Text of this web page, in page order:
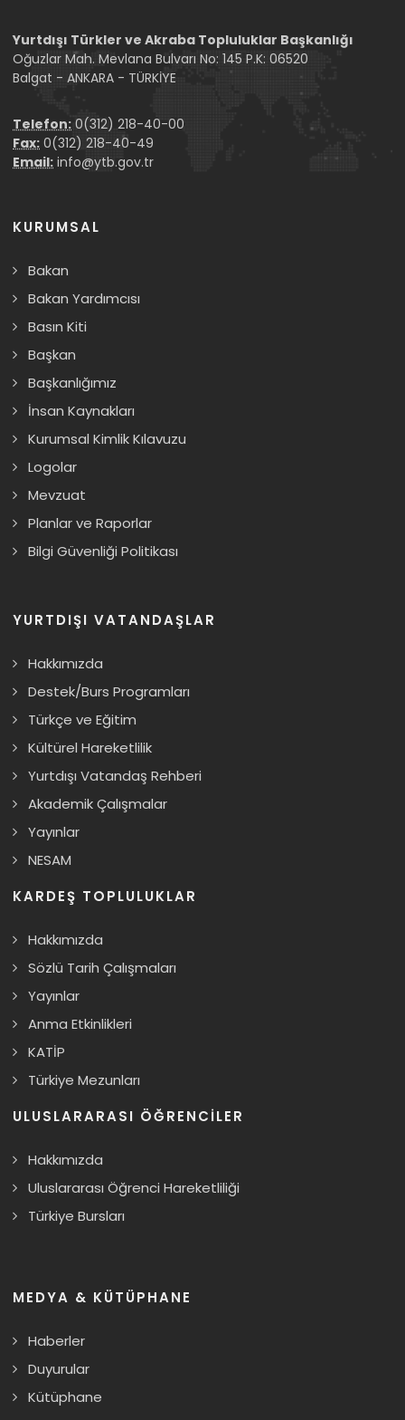
Yurtdışı Türkler ve Akraba Topluluklar Başkanlığı
Oğuzlar Mah. Mevlana Bulvarı No: 145 P.K: 06520
Balgat - ANKARA - TÜRKİYE
Telefon: 0(312) 218-40-00
Fax: 0(312) 218-40-49
Email: info@ytb.gov.tr
KURUMSAL
Bakan
Bakan Yardımcısı
Basın Kiti
Başkan
Başkanlığımız
İnsan Kaynakları
Kurumsal Kimlik Kılavuzu
Logolar
Mevzuat
Planlar ve Raporlar
Bilgi Güvenliği Politikası
YURTDIŞI VATANDAŞLAR
Hakkımızda
Destek/Burs Programları
Türkçe ve Eğitim
Kültürel Hareketlilik
Yurtdışı Vatandaş Rehberi
Akademik Çalışmalar
Yayınlar
NESAM
KARDEŞ TOPLULUKLAR
Hakkımızda
Sözlü Tarih Çalışmaları
Yayınlar
Anma Etkinlikleri
KATİP
Türkiye Mezunları
ULUSLARARASI ÖĞRENCILER
Hakkımızda
Uluslararası Öğrenci Hareketliliği
Türkiye Bursları
MEDYA & KÜTÜPHANE
Haberler
Duyurular
Kütüphane